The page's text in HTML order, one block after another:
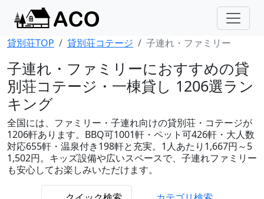
貸別荘TOP 貸別荘コテージ 子連れ・ファミリー
子連れ・ファミリーにおすすめの貸
別荘コテージ・一棟貸し 1206選ラン
キング
全国には、ファミリー・子連れ向けの貸別荘・コテージが
1206軒あります。BBQ可1001軒・ペット可426軒・大人数
対応655軒・温泉付き198軒と充実。1人あたり1,667円～5
1,502円。キッズ設備や広いスペースで、子連れファミリー
も安心してお楽しみいただけます。